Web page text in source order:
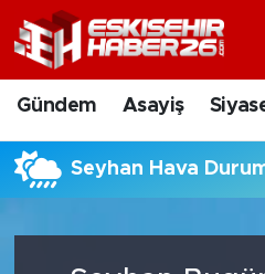
Gündem Asayiş
Seyhan Hava
Gündem
Asayiş
Siyaset
Nöbetçi Eczaneler
Hava Durumu
Trafik Durumu